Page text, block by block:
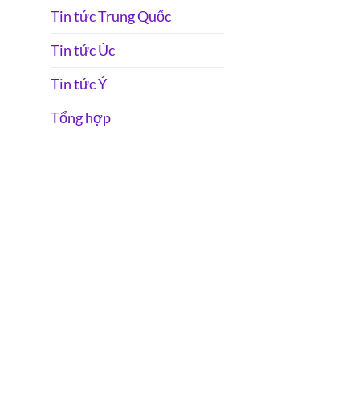
Tin tức Trung Quốc
Tin tức Úc
Tin tức Ý
Tổng hợp